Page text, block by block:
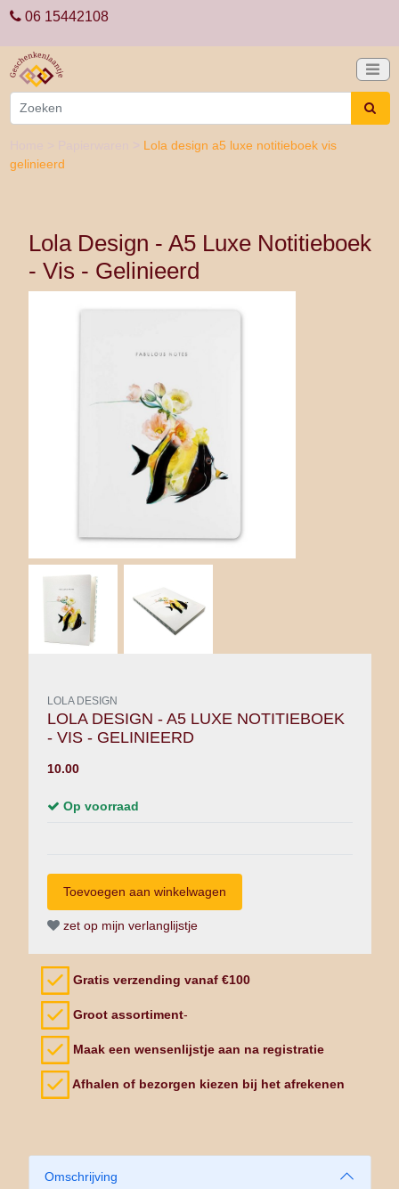
06 15442108
Lola design a5 luxe notitieboek vis
gelinieerd
Lola Design - A5 Luxe Notitieboek
- Vis - Gelinieerd
LOLA DESIGN
LOLA DESIGN - A5 LUXE NOTITIEBOEK
- VIS - GELINIEERD
10.00
Op voorraad
zet op mijn verlanglijstje
Gratis verzending vanaf €100
Groot assortiment-
Maak een wensenlijstje aan na registratie
Afhalen of bezorgen kiezen bij het afrekenen
Omschrijving